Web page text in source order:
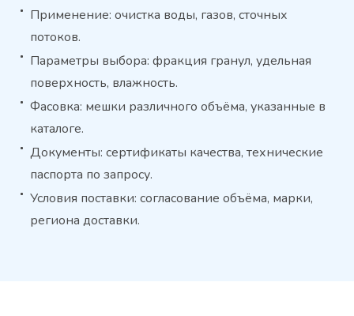
Применение: очистка воды, газов, сточных
потоков.
Параметры выбора: фракция гранул, удельная
поверхность, влажность.
Фасовка: мешки различного объёма, указанные в
каталоге.
Документы: сертификаты качества, технические
паспорта по запросу.
Условия поставки: согласование объёма, марки,
региона доставки.